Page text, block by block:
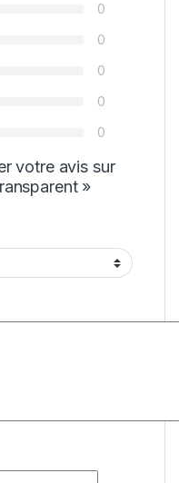
0
0
0
0
0
votre avis sur
»